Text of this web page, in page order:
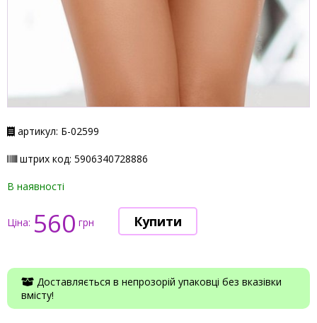
артикул: Б-02599
штрих код: 5906340728886
В наявності
Ціна: 560 грн
Доставляється в непрозорій упаковці без вказівки
вмісту!